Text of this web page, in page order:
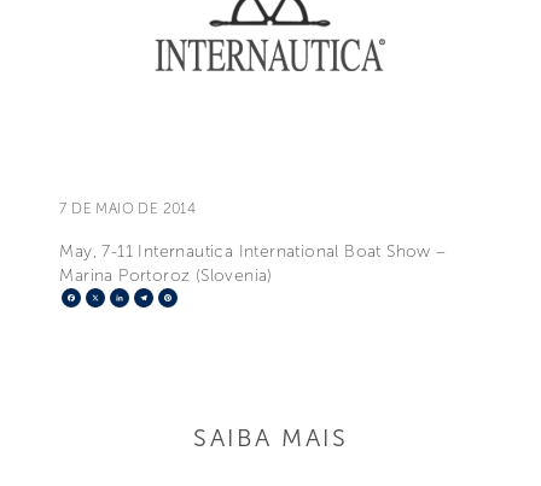
7 DE MAIO DE 2014
May, 7-11 Internautica International Boat Show –
Marina Portoroz (Slovenia)
Facebook
X LinkedIn
Telegram
SAIBA MAIS